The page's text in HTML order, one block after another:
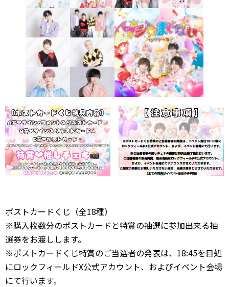
ポストカードくじ（全18種）
※購入枚数分のポストカードと特賞の抽選に参加出来る抽
選券をお渡しします。
※ポストカードくじ特賞のご当選者の発表は、18:45を目処
にロックフィールドX公式アカウント、およびイベント会場
にて行います。